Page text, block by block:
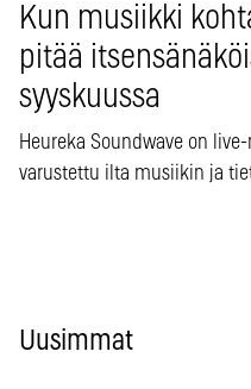
Kun musiikki
pitää
syyskuussa
Heureka Soundwave on
varustettu ilta musiikin ja
Uusimmat